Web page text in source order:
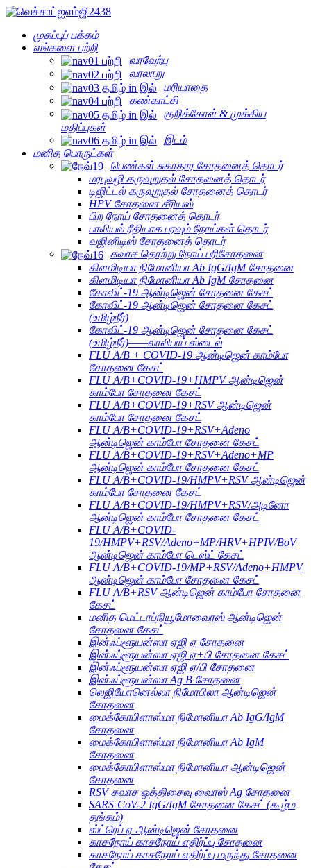
முகப்புப் பக்கம்
எங்களை பற்றி
வரவேற்பு
வரலாறு
மரியாதை
கண்காட்சி
குறிக்கோள் & முக்கிய
மதிப்புகள்
இடம்
மனித பொருட்கள்
பெண்கள் சுகாதார சோதனைத் தொடர்
மரபுவழி கருவுறுதல் சோதனைத் தொடர்
டிஜிட்டல் கருவுறுதல் சோதனைத் தொடர்
HPV சோதனை சீரியஸ்
பிற நோய் சோதனைத் தொடர்
பாலியல் ரீதியாக பரவும் நோய்கள் தொடர்
வஜினிடிஸ் சோதனைத் தொடர்
சுவாச தொற்று நோய் பரிசோதனை
கிளமிடியா நிமோனியா Ab IgG/IgM சோதனை
கிளமிடியா நிமோனியா Ab IgM சோதனை
கோவிட்-19 ஆன்டிஜென் சோதனை கேசட்
கோவிட்-19 ஆன்டிஜென் சோதனை கேசட்
(உமிழ்நீர்)
கோவிட்-19 ஆன்டிஜென் சோதனை கேசட்
(உமிழ்நீர்)——லாலிபாப் ஸ்டைல்
FLU A/B + COVID-19 ஆன்டிஜென் காம்போ
சோதனை கேசட்
FLU A/B+COVID-19+HMPV ஆன்டிஜென்
காம்போ சோதனை கேசட்
FLU A/B+COVID-19+RSV ஆன்டிஜென்
காம்போ சோதனை கேசட்
FLU A/B+COVID-19+RSV+Adeno
ஆன்டிஜென் காம்போ சோதனை கேசட்
FLU A/B+COVID-19+RSV+Adeno+MP
ஆன்டிஜென் காம்போ சோதனை கேசட்
FLU A/B+COVID-19/HMPV+RSV ஆன்டிஜென்
காம்போ சோதனை கேசட்
FLU A/B+COVID-19/HMPV+RSV/அடினோ
ஆன்டிஜென் காம்போ சோதனை கேசட்
FLU A/B+COVID-
19/HMPV+RSV/Adeno+MP/HRV+HPIV/BoV
ஆன்டிஜென் காம்போ டெஸ்ட் கேசட்
FLU A/B+COVID-19/MP+RSV/Adeno+HMPV
ஆன்டிஜென் காம்போ சோதனை கேசட்
FLU A/B+RSV ஆன்டிஜென் காம்போ சோதனை
கேசட்
மனித மெட்டாப்நியூமோவைரஸ் ஆன்டிஜென்
சோதனை கேசட்
இன்ஃப்ளூயன்ஸா ஏஜி ஏ சோதனை
இன்ஃப்ளூயன்ஸா ஏஜி ஏ+பி சோதனை கேசட்
இன்ஃப்ளூயன்ஸா ஏஜி ஏ/பி சோதனை
இன்ஃப்ளூயன்ஸா Ag B சோதனை
லெஜியோனெல்லா நிமோபிலா ஆன்டிஜென்
சோதனை
மைக்கோபிளாஸ்மா நிமோனியா Ab IgG/IgM
சோதனை
மைக்கோபிளாஸ்மா நிமோனியா Ab IgM
சோதனை
மைக்கோபிளாஸ்மா நிமோனியா ஆன்டிஜென்
சோதனை
RSV சுவாச ஒத்திசைவு வைரஸ் Ag சோதனை
SARS-CoV-2 IgG/IgM சோதனை கேசட் (கூழ்ம
தங்கம்)
ஸ்ட்ரெப் ஏ ஆன்டிஜென் சோதனை
காசநோய் காசநோய் எதிர்ப்பு சோதனை
காசநோய் காசநோய் எதிர்ப்பு மருந்து சோதனை